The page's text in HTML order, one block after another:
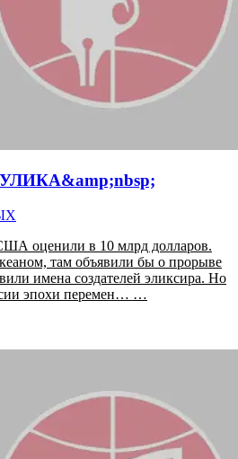
оценили в 10 млрд долларов.
там объявили бы о прорыве
имена создателей эликсира. Но
эпохи перемен… …